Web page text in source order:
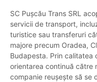
SC Pușcău Trans SRL
servicii de transport,
turistice sau transferuri
majore precum Oradea,
Budapesta. Prin calitatea
orientarea continuă către
companie reușește să se